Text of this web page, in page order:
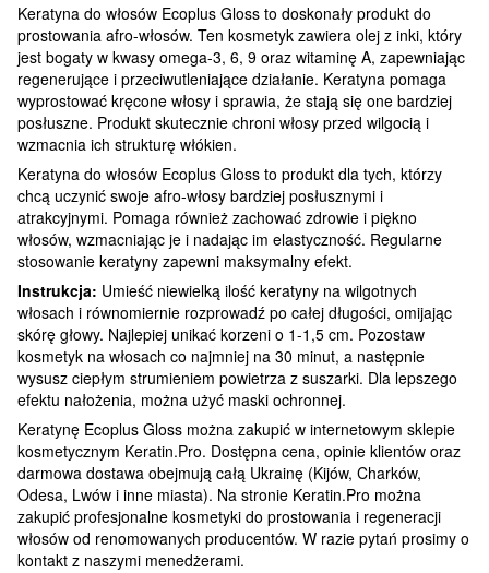
Keratyna do włosów Ecoplus Gloss to doskonały produkt do
prostowania afro-włosów. Ten kosmetyk zawiera olej z inki, który
jest bogaty w kwasy omega-3, 6, 9 oraz witaminę A, zapewniając
regenerujące i przeciwutleniające działanie. Keratyna pomaga
wyprostować kręcone włosy i sprawia, że stają się one bardziej
posłuszne. Produkt skutecznie chroni włosy przed wilgocią i
wzmacnia ich strukturę włókien.
Keratyna do włosów Ecoplus Gloss to produkt dla tych, którzy
chcą uczynić swoje afro-włosy bardziej posłusznymi i
atrakcyjnymi. Pomaga również zachować zdrowie i piękno
włosów, wzmacniając je i nadając im elastyczność. Regularne
stosowanie keratyny zapewni maksymalny efekt.
Instrukcja: Umieść niewielką ilość keratyny na wilgotnych
włosach i równomiernie rozprowadź po całej długości, omijając
skórę głowy. Najlepiej unikać korzeni o 1-1,5 cm. Pozostaw
kosmetyk na włosach co najmniej na 30 minut, a następnie
wysusz ciepłym strumieniem powietrza z suszarki. Dla lepszego
efektu nałożenia, można użyć maski ochronnej.
Keratynę Ecoplus Gloss można zakupić w internetowym sklepie
kosmetycznym Keratin.Pro. Dostępna cena, opinie klientów oraz
darmowa dostawa obejmują całą Ukrainę (Kijów, Charków,
Odesa, Lwów i inne miasta). Na stronie Keratin.Pro można
zakupić profesjonalne kosmetyki do prostowania i regeneracji
włosów od renomowanych producentów. W razie pytań prosimy o
kontakt z naszymi menedżerami.